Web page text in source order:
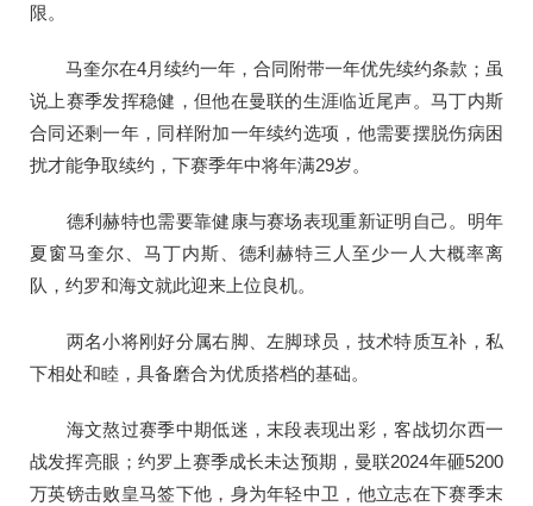
限。
马奎尔在4月续约一年，合同附带一年优先续约条款；虽
说上赛季发挥稳健，但他在曼联的生涯临近尾声。马丁内斯
合同还剩一年，同样附加一年续约选项，他需要摆脱伤病困
扰才能争取续约，下赛季年中将年满29岁。
德利赫特也需要靠健康与赛场表现重新证明自己。明年
夏窗马奎尔、马丁内斯、德利赫特三人至少一人大概率离
队，约罗和海文就此迎来上位良机。
两名小将刚好分属右脚、左脚球员，技术特质互补，私
下相处和睦，具备磨合为优质搭档的基础。
海文熬过赛季中期低迷，末段表现出彩，客战切尔西一
战发挥亮眼；约罗上赛季成长未达预期，曼联2024年砸5200
万英镑击败皇马签下他，身为年轻中卫，他立志在下赛季末